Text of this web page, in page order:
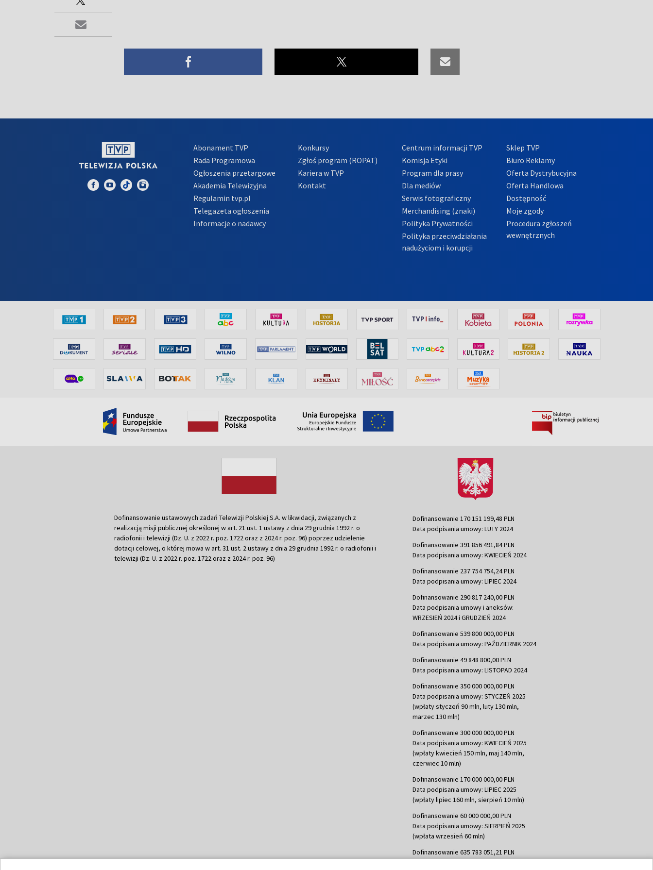
Abonament TVP
Rada Programowa
Ogłoszenia przetargowe
Akademia Telewizyjna
Regulamin tvp.pl
Telegazeta ogłoszenia
Informacje o nadawcy
Konkursy
Zgłoś program (ROPAT)
Kariera w TVP
Kontakt
Centrum informacji TVP
Komisja Etyki
Program dla prasy
Dla mediów
Serwis fotograficzny
Merchandising (znaki)
Polityka Prywatności
Polityka przeciwdziałania
nadużyciom i korupcji
Sklep TVP
Biuro Reklamy
Oferta Dystrybucyjna
Oferta Handlowa
Dostępność
Moje zgody
Procedura zgłoszeń
wewnętrznych
Dofinansowanie ustawowych zadań Telewizji Polskiej S.A. w likwidacji, związanych z
realizacją misji publicznej określonej w art. 21 ust. 1 ustawy z dnia 29 grudnia 1992 r. o
radiofonii i telewizji (Dz. U. z 2022 r. poz. 1722 oraz z 2024 r. poz. 96) poprzez udzielenie
dotacji celowej, o której mowa w art. 31 ust. 2 ustawy z dnia 29 grudnia 1992 r. o radiofonii i
telewizji (Dz. U. z 2022 r. poz. 1722 oraz z 2024 r. poz. 96)
Dofinansowanie 170 151 199,48 PLN
Data podpisania umowy: LUTY 2024
Dofinansowanie 391 856 491,84 PLN
Data podpisania umowy: KWIECIEŃ 2024
Dofinansowanie 237 754 754,24 PLN
Data podpisania umowy: LIPIEC 2024
Dofinansowanie 290 817 240,00 PLN
Data podpisania umowy i aneksów:
WRZESIEŃ 2024 i GRUDZIEŃ 2024
Dofinansowanie 539 800 000,00 PLN
Data podpisania umowy: PAŹDZIERNIK 2024
Dofinansowanie 49 848 800,00 PLN
Data podpisania umowy: LISTOPAD 2024
Dofinansowanie 350 000 000,00 PLN
Data podpisania umowy: STYCZEŃ 2025
(wpłaty styczeń 90 mln, luty 130 mln,
marzec 130 mln)
Dofinansowanie 300 000 000,00 PLN
Data podpisania umowy: KWIECIEŃ 2025
(wpłaty kwiecień 150 mln, maj 140 mln,
czerwiec 10 mln)
Dofinansowanie 170 000 000,00 PLN
Data podpisania umowy: LIPIEC 2025
(wpłaty lipiec 160 mln, sierpień 10 mln)
Dofinansowanie 60 000 000,00 PLN
Data podpisania umowy: SIERPIEŃ 2025
(wpłata wrzesień 60 mln)
Dofinansowanie 635 783 051,21 PLN